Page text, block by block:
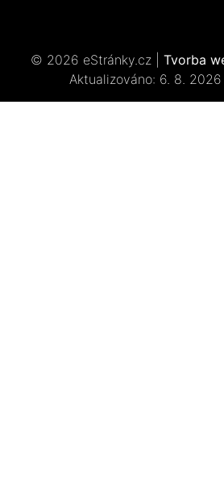
© 2026 eStránky.cz Tvorba
Aktualizováno: 6. 8. 2026